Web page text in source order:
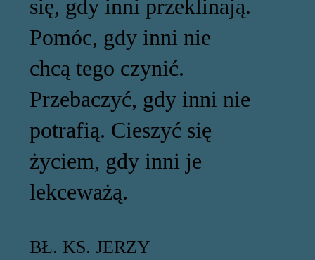
się, gdy inni przeklinają.
Pomóc, gdy inni nie
chcą tego czynić.
Przebaczyć, gdy inni nie
potrafią. Cieszyć się
życiem, gdy inni je
lekceważą.
BŁ. KS. JERZY